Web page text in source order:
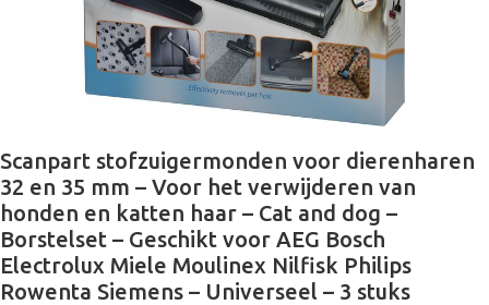
Scanpart stofzuigermonden voor dierenharen
32 en 35 mm – Voor het verwijderen van
honden en katten haar – Cat and dog –
Borstelset – Geschikt voor AEG Bosch
Electrolux Miele Moulinex Nilfisk Philips
Rowenta Siemens – Universeel – 3 stuks